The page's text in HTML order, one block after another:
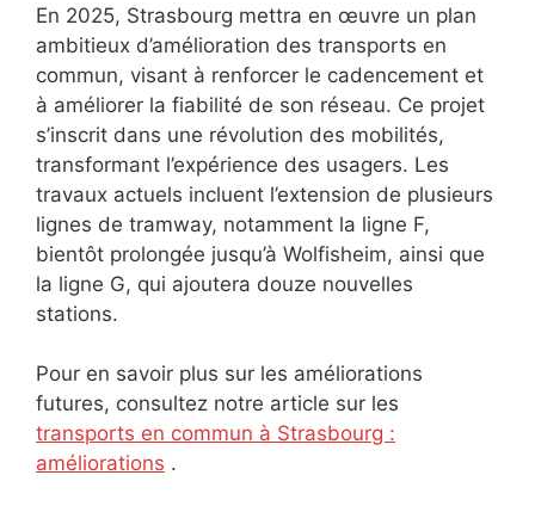
En 2025, Strasbourg mettra en œuvre un plan
ambitieux d’amélioration des transports en
commun, visant à renforcer le cadencement et
à améliorer la fiabilité de son réseau. Ce projet
s’inscrit dans une révolution des mobilités,
transformant l’expérience des usagers. Les
travaux actuels incluent l’extension de plusieurs
lignes de tramway, notamment la ligne F,
bientôt prolongée jusqu’à Wolfisheim, ainsi que
la ligne G, qui ajoutera douze nouvelles
stations.
Pour en savoir plus sur les améliorations
futures, consultez notre article sur les
transports en commun à Strasbourg :
améliorations .